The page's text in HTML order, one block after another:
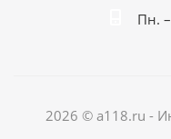
Пн.
2026 © a118.ru -